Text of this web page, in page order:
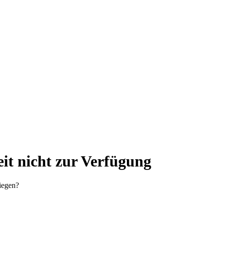
nicht zur Verfügung